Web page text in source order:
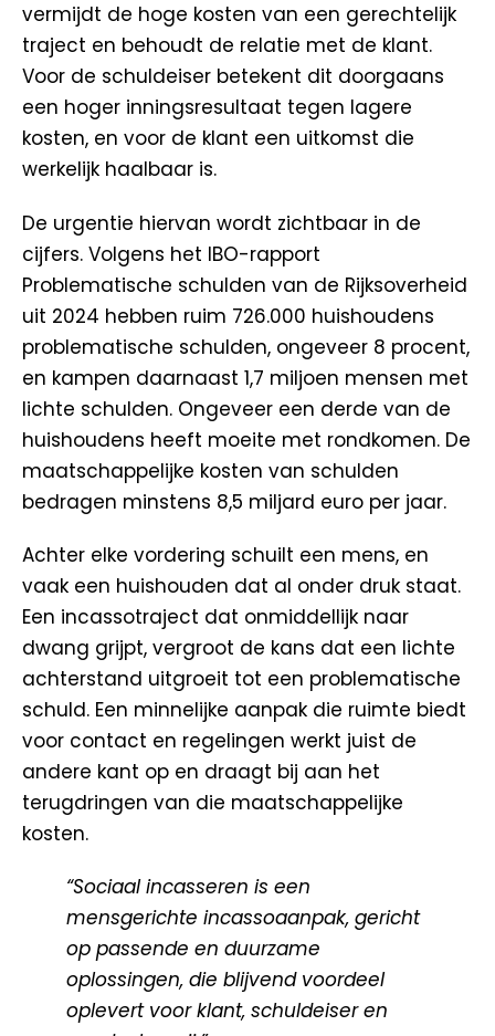
vermijdt de hoge kosten van een gerechtelijk
traject en behoudt de relatie met de klant.
Voor de schuldeiser betekent dit doorgaans
een hoger inningsresultaat tegen lagere
kosten, en voor de klant een uitkomst die
werkelijk haalbaar is.
De urgentie hiervan wordt zichtbaar in de
cijfers. Volgens het IBO-rapport
Problematische schulden van de Rijksoverheid
uit 2024 hebben ruim 726.000 huishoudens
problematische schulden, ongeveer 8 procent,
en kampen daarnaast 1,7 miljoen mensen met
lichte schulden. Ongeveer een derde van de
huishoudens heeft moeite met rondkomen. De
maatschappelijke kosten van schulden
bedragen minstens 8,5 miljard euro per jaar.
Achter elke vordering schuilt een mens, en
vaak een huishouden dat al onder druk staat.
Een incassotraject dat onmiddellijk naar
dwang grijpt, vergroot de kans dat een lichte
achterstand uitgroeit tot een problematische
schuld. Een minnelijke aanpak die ruimte biedt
voor contact en regelingen werkt juist de
andere kant op en draagt bij aan het
terugdringen van die maatschappelijke
kosten.
“Sociaal incasseren is een
mensgerichte incassoaanpak, gericht
op passende en duurzame
oplossingen, die blijvend voordeel
oplevert voor klant, schuldeiser en